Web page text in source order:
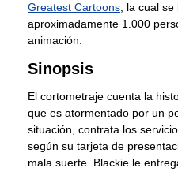
Greatest Cartoons , la cual
aproximadamente 1.000
animación.
Sinopsis
El cortometraje cuenta la
que es atormentado por un
situación, contrata los
según su tarjeta de
mala suerte. Blackie le